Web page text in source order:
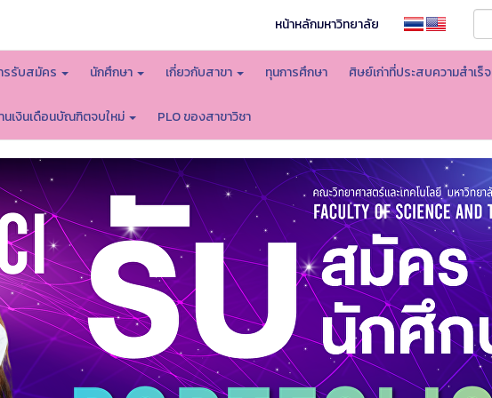
หน้าหลักมหาวิทยาลัย
รรับสมัคร นักศึกษา เกี่ยวกับสาขา ทุนการศึกษา ศิษย์เก่าที่ประสบความสำเร็จ
นเงินเดือนบัณฑิตจบใหม่ PLO ของสาขาวิชา